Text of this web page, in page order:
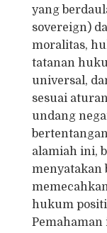
yang
sovereign)
moralitas,
tatanan
universal,
sesuai
undang
alamiah ini,
menyatakan
hukum